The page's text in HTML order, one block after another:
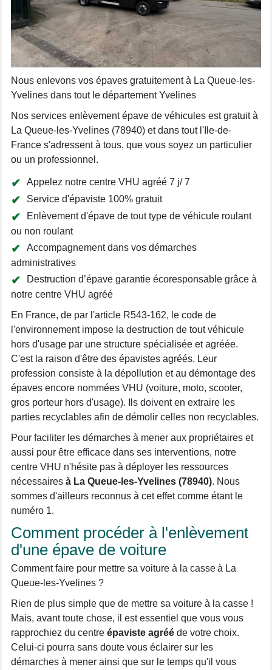
Nous enlevons vos épaves gratuitement à La Queue-les-
Yvelines dans tout le département Yvelines
Nos services enlèvement épave de véhicules est gratuit à
La Queue-les-Yvelines (78940) et dans tout l'Ile-de-
France s'adressent à tous, que vous soyez un particulier
ou un professionnel.
Appelez notre centre VHU agréé 7 j/ 7
Service d'épaviste 100% gratuit
Enlèvement d'épave de tout type de véhicule roulant
ou non roulant
Accompagnement dans vos démarches
administratives
Destruction d’épave garantie écoresponsable grâce à
notre centre VHU agréé
En France, de par l'article R543-162, le code de
l'environnement impose la destruction de tout véhicule
hors d'usage par une structure spécialisée et agréée.
C'est la raison d'être des épavistes agréés. Leur
profession consiste à la dépollution et au démontage des
épaves encore nommées VHU (voiture, moto, scooter,
gros porteur hors d'usage). Ils doivent en extraire les
parties recyclables afin de démolir celles non recyclables.
Pour faciliter les démarches à mener aux propriétaires et
aussi pour être efficace dans ses interventions, notre
centre VHU n'hésite pas à déployer les ressources
nécessaires à La Queue-les-Yvelines (78940). Nous
sommes d'ailleurs reconnus à cet effet comme étant le
numéro 1.
Comment procéder à l'enlèvement
d'une épave de voiture
Comment faire pour mettre sa voiture à la casse à La
Queue-les-Yvelines ?
Rien de plus simple que de mettre sa voiture à la casse !
Mais, avant toute chose, il est essentiel que vous vous
rapprochiez du centre épaviste agréé de votre choix.
Celui-ci pourra sans doute vous éclairer sur les
démarches à mener ainsi que sur le temps qu'il vous